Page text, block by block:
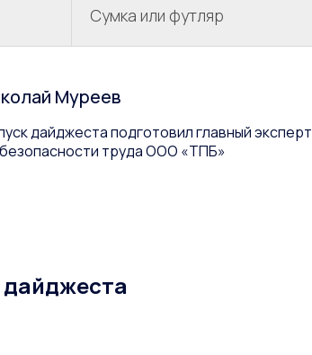
Сумка или футляр
Муреев
дайджеста подготовил главный эксперт
труда ООО «ТПБ»
дайджеста